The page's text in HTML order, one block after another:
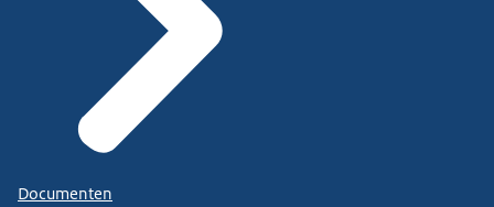
Documenten